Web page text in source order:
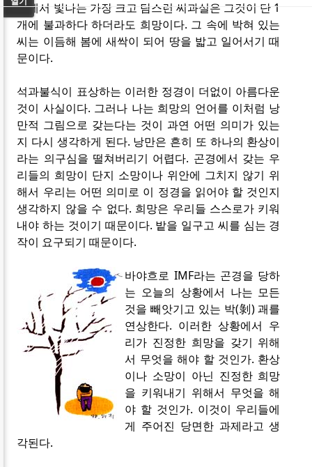
끝에서 빛나는 가장 크고 탐스런 씨과실은 그것이 단 1
개에 불과하다 하더라도 희망이다. 그 속에 박혀 있는
씨는 이듬해 봄에 새싹이 되어 땅을 밟고 일어서기 때
문이다.
석과불식이 표상하는 이러한 정경이 더없이 아름다운
것이 사실이다. 그러나 나는 희망의 언어를 이처럼 낭
만적 그림으로 갖는다는 것이 과연 어떤 의미가 있는
지 다시 생각하게 된다. 낭만은 흔히 또 하나의 환상이
라는 의구심을 떨쳐버리기 어렵다. 곤경에서 갖는 우
리들의 희망이 단지 소망이나 위안에 그치지 않기 위
해서 우리는 어떤 의미로 이 정경을 읽어야 할 것인지
생각하지 않을 수 없다. 희망은 우리들 스스로가 키워
내야 하는 것이기 때문이다. 밭을 일구고 씨를 심는 경
작이 요구되기 때문이다.
바야흐로 IMF라는 곤경을 당하
는 오늘의 상황에서 나는 모든
것을 빼앗기고 있는 박(剝) 괘를
연상한다. 이러한 상황에서 우
리가 진정한 희망을 갖기 위해
서 무엇을 해야 할 것인가. 환상
이나 소망이 아닌 진정한 희망
을 키워내기 위해서 무엇을 해
야 할 것인가. 이것이 우리들에
게 주어진 당면한 과제라고 생
각된다.